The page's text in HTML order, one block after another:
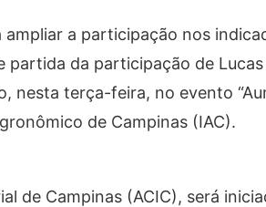
ampliar a participação nos
da participação de Lucas
nesta terça-feira, no evento
de Campinas (IAC).
de Campinas (ACIC), será